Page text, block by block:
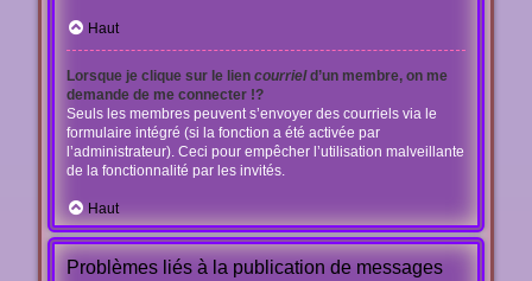
Haut
Lorsque je clique sur le lien courrield’un membre, on me
demande de me connecter !?
Seuls les membres peuvent s’envoyer des courriels via le
formulaire intégré (si la fonction a été activée par
l’administrateur). Ceci pour empêcher l’utilisation malveillante
de la fonctionnalité par les invités.
Haut
Problèmes liés à la publication de messages